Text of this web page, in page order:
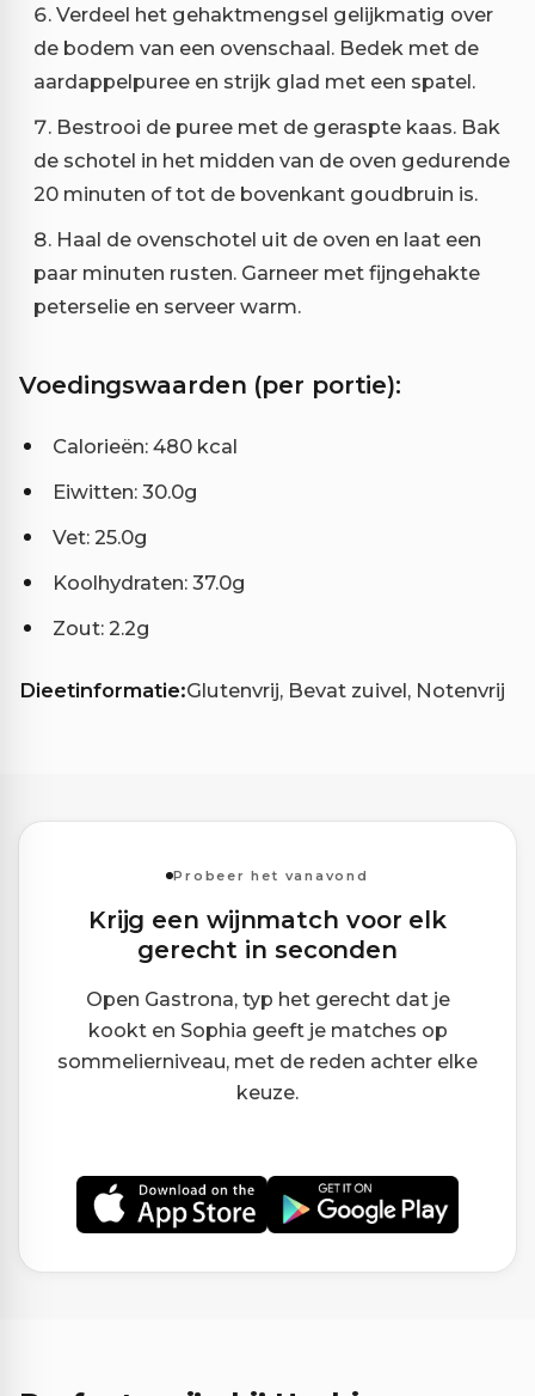
Verdeel het gehaktmengsel gelijkmatig over
de bodem van een ovenschaal. Bedek met de
aardappelpuree en strijk glad met een spatel.
Bestrooi de puree met de geraspte kaas. Bak
de schotel in het midden van de oven gedurende
20 minuten of tot de bovenkant goudbruin is.
Haal de ovenschotel uit de oven en laat een
paar minuten rusten. Garneer met fijngehakte
peterselie en serveer warm.
Voedingswaarden (per portie):
Calorieën: 480 kcal
Eiwitten: 30.0g
Vet: 25.0g
Koolhydraten: 37.0g
Zout: 2.2g
Dieetinformatie:Glutenvrij, Bevat zuivel, Notenvrij
Probeer het vanavond
Krijg een wijnmatch voor elk
gerecht in seconden
Open Gastrona, typ het gerecht dat je
kookt en Sophia geeft je matches op
sommelierniveau, met de reden achter elke
keuze.